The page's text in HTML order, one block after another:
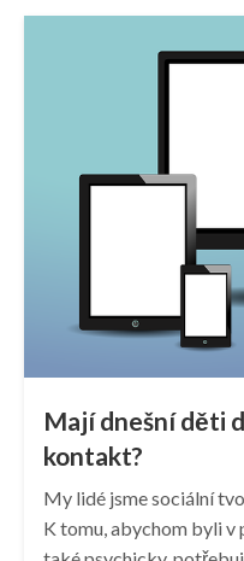
Mají dnešní děti
kontakt?
My lidé jsme sociální
K tomu, abychom byli v